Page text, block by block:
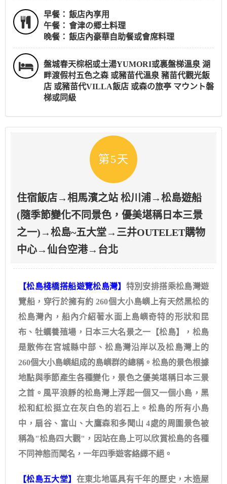
早餐： 飯店內享用
午餐： 會津の郷土料理
晚餐： 飯店內豪華自助餐或會席料理
盤城春天棕梠或土湯YUMORI或裏盤梯溫泉 湖
畔渡假村五色之森 或豬苗代溫泉 豬苗代觀光飯
店 或豬苗代VILLA飯店 或森の旅亭 マウント磐
梯或同級
第5天
住宿飯店→相馬濱之站 松川浦→松島遊船
(隨季節變化不同景色，優美堪稱日本三景
之一)→松島~五大堂→三井OUTELET購物
中心→仙台空港→台北
【松島棧橋搭船遊覽松島灣】 特別安排搭乘松島灣遊
覽船，穿行於擁有約 260個大小島嶼上有天然黑松的
松島灣內，船內介紹著水面上島嶼奇特的形狀和昆
布、牡蠣養殖場，日本三大名景之一【松島】，松島
是散佈在宮城縣中部、松島灣沿岸以及松島灣上的
260個大小島嶼組成的島嶼群的總稱。松島的景色根據
地點與季節產生各種變化，景色之優美堪稱日本三景
之首。風平浪靜的松島灣上浮起一個又一個小島，黑
松和紅松挺立在灰白色的岩石上。松島的所有小島
中，扇谷、富山、大鷹森和多聞山 4處的周圍景色被
稱為"松島四大觀"，因站在島上可以欣賞松島的各種
不同神態而聞名，一年四季遊客絡繹不絕。
【松島五大堂】 在東北地區具有千年的歷史，木造屋